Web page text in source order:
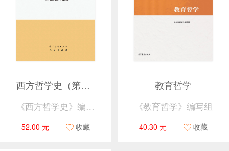
西方哲学史（第二版）
《西方哲学史》编写组
52.00 元 收藏
教育哲学
《教育哲学》编写组
40.30 元 收藏